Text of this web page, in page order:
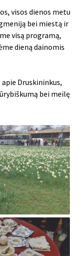
visos dienos metu
bei miestą ir
visą programą,
dieną dainomis
Druskininkus,
bei meilę